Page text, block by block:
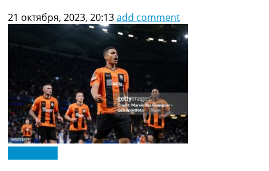
21 октября, 2023, 20:13add comment